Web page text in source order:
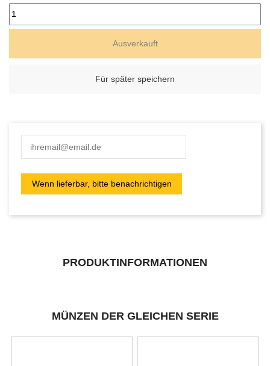
Ausverkauft
Für später speichern
PRODUKTINFORMATIONEN
MÜNZEN DER GLEICHEN SERIE